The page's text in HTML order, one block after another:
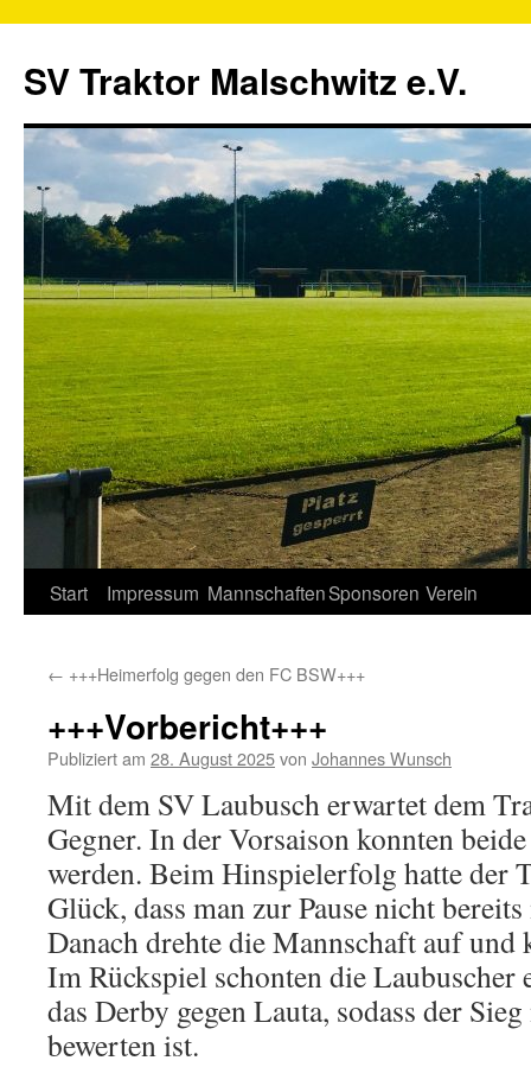
SV Traktor Malschwitz e.V.
Springe
Inhalt
Start Impressum MannschaftenSponsoren Verein
← +++Heimerfolg gegen den FC BSW+++
+++Vorbericht+++
Publiziert am 28. August 2025von Johannes Wunsch
Mit dem SV Laubusch erwartet dem
Gegner. In der Vorsaison konnten
werden. Beim Hinspielerfolg hatte der
Glück, dass man zur Pause nicht
Danach drehte die Mannschaft auf und
Im Rückspiel schonten die
das Derby gegen Lauta, sodass der
bewerten ist.